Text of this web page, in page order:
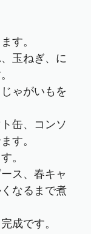
す。
玉ねぎ、に
ゃがいもを
缶、コンソ
す。
。
ス、春キャ
なるまで煮
成です。